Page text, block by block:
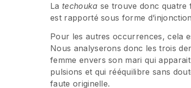
La techouka se trouve donc quatre
est rapporté sous forme
Pour les autres occurrences, cela
Nous analyserons donc les trois
femme envers son mari qui
pulsions et qui rééquilibre sans
faute originelle.